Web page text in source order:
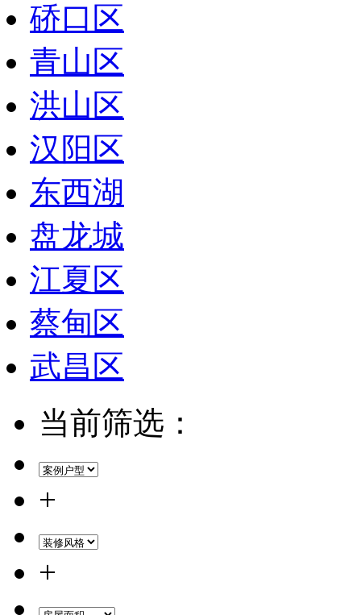
硚口区
青山区
洪山区
汉阳区
东西湖
盘龙城
江夏区
蔡甸区
武昌区
当前筛选：
+
+